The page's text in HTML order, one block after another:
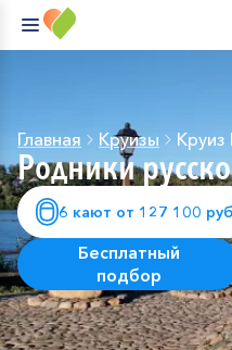
Главная Круизы Круиз
Родники
6 кают от 127 100
Бесплатный
подбор